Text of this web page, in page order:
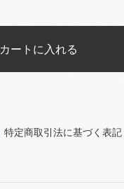
カートに入れる
特定商取引法に基づく表記